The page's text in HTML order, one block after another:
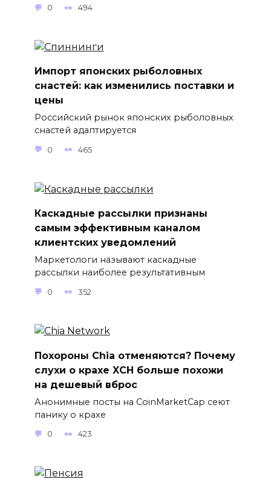
0 494
Импорт японских рыболовных
снастей: как изменились поставки и
цены
Российский рынок японских рыболовных
снастей адаптируется
0 465
Каскадные рассылки признаны
самым эффективным каналом
клиентских уведомлений
Маркетологи называют каскадные
рассылки наиболее результативным
0 352
Похороны Chia отменяются? Почему
слухи о крахе XCH больше похожи
на дешевый вброс
Анонимные посты на CoinMarketCap сеют
панику о крахе
0 423